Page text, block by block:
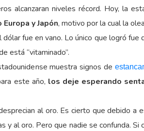
alcanzaran niveles récord. Hoy, la
y Japón, motivo por la cual la
fue en vano. Lo único que logró fue
está “vitaminado”.
muestra signos de
este año, los deje esperando
al oro. Es cierto que debido a
al oro. Pero que nadie se confunda.